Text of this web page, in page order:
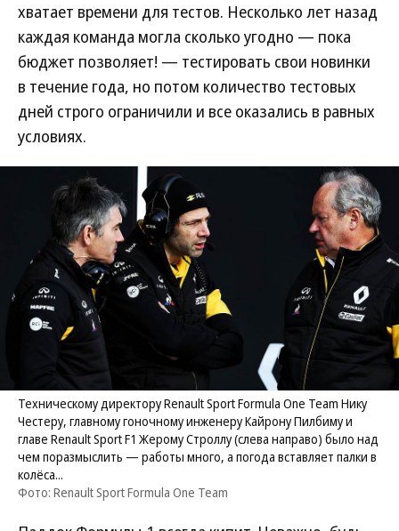
хватает времени для тестов. Несколько лет назад
каждая команда могла сколько угодно — пока
бюджет позволяет! — тестировать свои новинки
в течение года, но потом количество тестовых
дней строго ограничили и все оказались в равных
условиях.
Техническому директору Renault Sport Formula One Team Нику
Честеру, главному гоночному инженеру Кайрону Пилбиму и
главе Renault Sport F1 Жерому Строллу (слева направо) было над
чем поразмыслить — работы много, а погода вставляет палки в
колёса...
Фото: Renault Sport Formula One Team